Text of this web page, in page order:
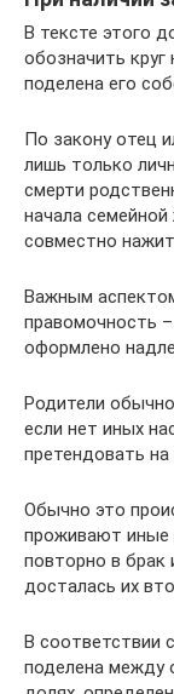
В тексте этого
обозначить
поделена его
По закону отец
лишь только
смерти
начала
совместно
Важным
правомочность
оформлено
Родители
если нет иных
претендовать
Обычно это
проживают иные
повторно в
досталась их
В соответствии
поделена между